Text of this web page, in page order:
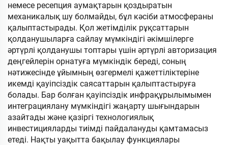
немесе ресепция аумақтарын қоздыратын
механикалық шу болмайды, бұл кәсіби атмосфераны
қалыптастырады. Қол жетімділік рұқсаттарын
қолданушыларға сайлау мүмкіндігі әкімшілерге
әртүрлі қолданушы топтары үшін әртүрлі авторизация
деңгейлерін орнатуға мүмкіндік береді, соның
нәтижесінде ұйымның өзгермелі қажеттіліктеріне
икемді қауіпсіздік саясаттарын қалыптастыруға
болады. Бар болған қауіпсіздік инфрақұрылымымен
интеграциялану мүмкіндігі жаңарту шығындарын
азайтады және қазіргі технологиялық
инвестицияларды тиімді пайдалануды қамтамасыз
етеді. Нақты уақытта бақылау функциялары